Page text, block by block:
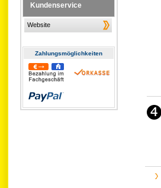
Kundenservice
Website
Zahlungs­möglichkeiten